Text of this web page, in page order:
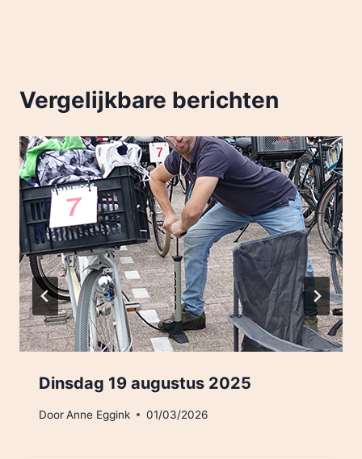
Vergelijkbare berichten
Dinsdag 19 augustus 2025
DoorAnne Eggink 01/03/2026